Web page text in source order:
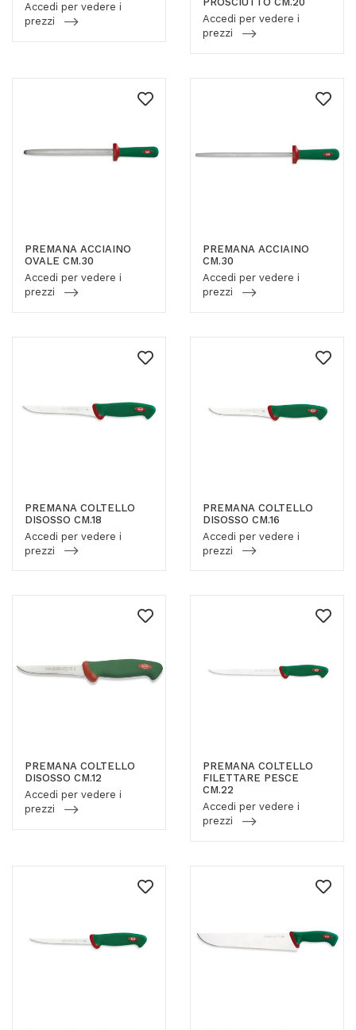
Accedi per vedere i
prezzi
Accedi per vedere i
prezzi
PREMANA ACCIAINO
OVALE CM.30
Accedi per vedere i
prezzi
PREMANA ACCIAINO
CM.30
Accedi per vedere i
prezzi
PREMANA COLTELLO
DISOSSO CM.18
Accedi per vedere i
prezzi
PREMANA COLTELLO
DISOSSO CM.16
Accedi per vedere i
prezzi
PREMANA COLTELLO
DISOSSO CM.12
Accedi per vedere i
prezzi
PREMANA COLTELLO
FILETTARE PESCE
CM.22
Accedi per vedere i
prezzi